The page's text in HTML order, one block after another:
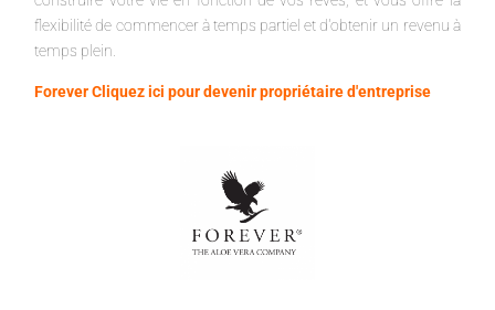
flexibilité de commencer à temps partiel et d'obtenir un revenu à
temps plein.
Forever Cliquez ici pour devenir propriétaire d'entreprise